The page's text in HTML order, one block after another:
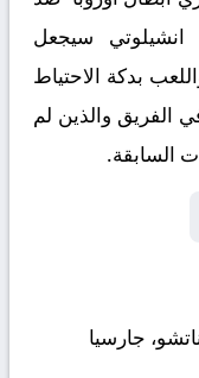
انشيلوتي سيجعل
بدكة الاحتياط
الفريق والذين لم
السابقة.
جارسيا